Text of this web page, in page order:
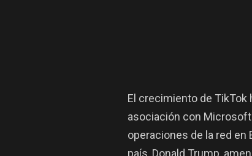
El crecimiento de TikTok
asociación con
operaciones de la red en
país, Donald Trump,